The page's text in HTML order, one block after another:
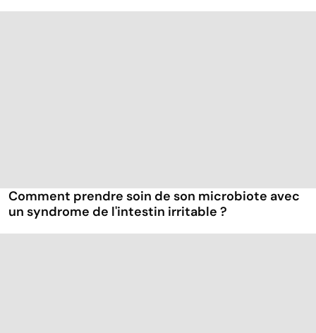
Comment prendre soin de son microbiote avec
un syndrome de l'intestin irritable ?